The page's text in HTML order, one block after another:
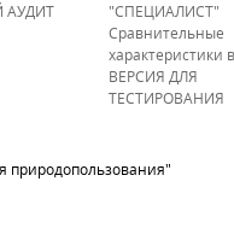
АУДИТ
"СПЕЦИАЛИСТ"
Сравнительные
характеристики
ВЕРСИЯ ДЛЯ
ТЕСТИРОВАНИЯ
природопользования"